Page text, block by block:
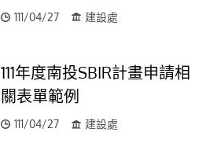
方型SBIR）自111年4月28日
111/04/27 建設處
111年度南投SBIR計畫申請相
關表單範例
111/04/27 建設處